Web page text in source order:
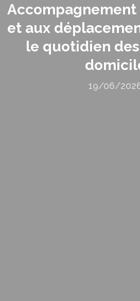
Accompagnement
et aux
le quotidien
19/06/